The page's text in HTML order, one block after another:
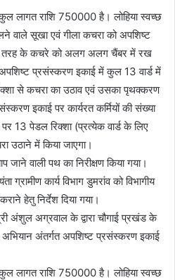
लागत राशि 750000 है। लोहिया स्वच्छ
वाले सूखा एवं गीला कचरा को अपशिष्ट
तरह के कचरे को अलग अलग चैंबर में रख
प्रसंस्करण इकाई में कुल 13 वार्ड में
से कचरा का उठाव एवं उसका पृथक्करण
इकाई पर कार्यरत कर्मियों की संख्या
13 पेडल रिक्शा (प्रत्येक वार्ड के लिए
उठाने में किया जाएगा।
जाने वाली पथ का निरीक्षण किया गया।
ग्रामीण कार्य विभाग डुमरांव को विभागीय
हेतु निर्देश दिया गया।
अंशुल अग्रवाल के द्वारा चौगाई प्रखंड के
अभियान अंतर्गत अपशिष्ट प्रसंस्करण इकाई
लागत राशि 750000 है। लोहिया स्वच्छ